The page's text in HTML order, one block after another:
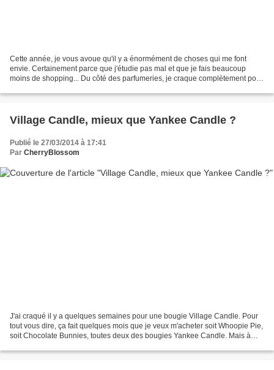
Cette année, je vous avoue qu'il y a énormément de choses qui me font
envie. Certainement parce que j'étudie pas mal et que je fais beaucoup
moins de shopping... Du côté des parfumeries, je craque complètement pour
Village Candle, mieux que Yankee Candle ?
Publié le 27/03/2014 à 17:41
Par CherryBlossom
J'ai craqué il y a quelques semaines pour une bougie Village Candle. Pour
tout vous dire, ça fait quelques mois que je veux m'acheter soit Whoopie Pie,
soit Chocolate Bunnies, toutes deux des bougies Yankee Candle. Mais à